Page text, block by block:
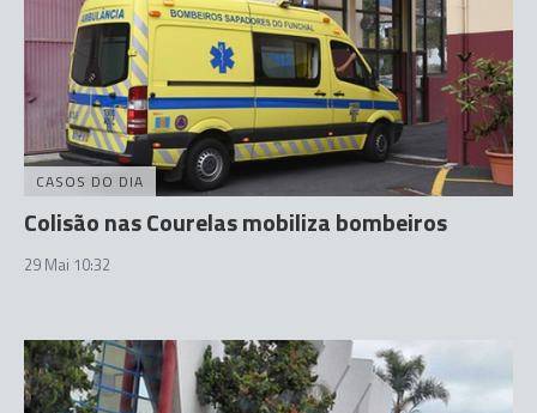
CASOS DO DIA
Colisão nas Courelas mobiliza bombeiros
29 Mai 10:32